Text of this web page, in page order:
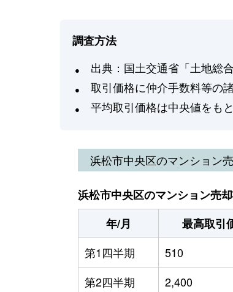
調査方法
出典：国土交通省「土地総
取引価格に仲介手数料等の
平均取引価格は中央値をも
浜松市中央区のマンション
浜松市中央区のマンション売却
年/月
最高取引
第1四半期
510
第2四半期
2,400